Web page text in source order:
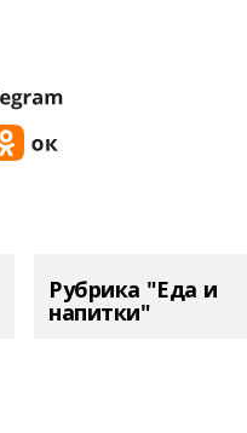
Рубрика "Еда и
напитки"